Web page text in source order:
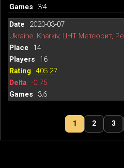
3:4
2020-03-07
Ukraine, Kharkiv, ЦНТ Метеорит,
14
16
405.27
-0.75
3:6
1 2 3